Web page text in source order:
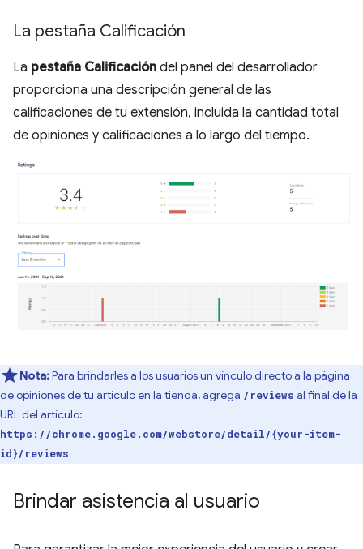
La pestaña Calificación
La pestaña Calificación del panel del desarrollador
proporciona una descripción general de las
calificaciones de tu extensión, incluida la cantidad total
de opiniones y calificaciones a lo largo del tiempo.
Nota:Para brindarles a los usuarios un vínculo directo a la página
de opiniones de tu artículo en la tienda, agrega /reviews al final de la
URL del artículo:
https://chrome.google.com/webstore/detail/{your-item-
id}/reviews
Brindar asistencia al usuario